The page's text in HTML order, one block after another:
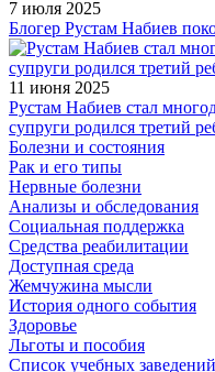
7 июля 2025
Блогер Рустам Набиев
11 июня 2025
Рустам Набиев стал
супруги родился третий
Болезни и состояния
Рак и его типы
Нервные болезни
Анализы и обследования
Социальная поддержка
Средства реабилитации
Доступная среда
Жемчужина мысли
История одного события
Здоровье
Льготы и пособия
Список учебных заведений